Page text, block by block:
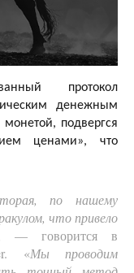
протокол
денежным
подвергся
ценами», что
по нашему
что привело
— говорится в
«Мы проводим